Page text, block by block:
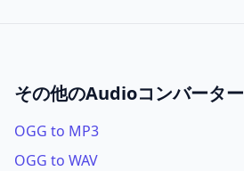
その他のAudioコンバーター
OGG to MP3
OGG to WAV